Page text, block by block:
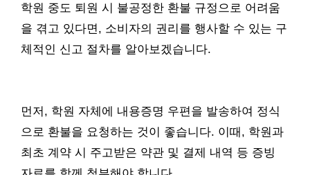
학원 중도 퇴원 시 불공정한 환불 규정으로 어려움
을 겪고 있다면, 소비자의 권리를 행사할 수 있는 구
체적인 신고 절차를 알아보겠습니다.
먼저, 학원 자체에 내용증명 우편을 발송하여 정식
으로 환불을 요청하는 것이 좋습니다. 이때, 학원과
최초 계약 시 주고받은 약관 및 결제 내역 등 증빙